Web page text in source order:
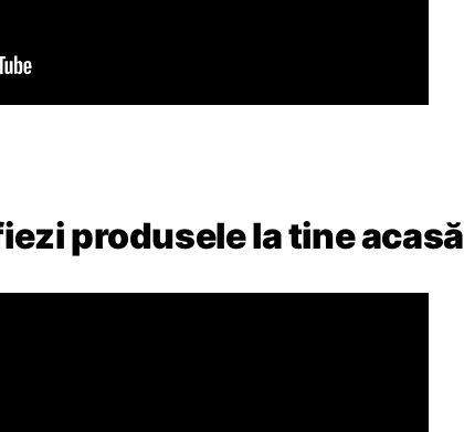
produsele la tine acasă